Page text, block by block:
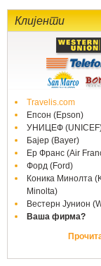
Клијенти
Travelis.com
Епсон (Epson)
УНИЦЕФ
Бајер (Bayer)
Ер Франс (Air
Форд (Ford)
Коника Минолта
Minolta)
Вестерн Јунион
Ваша фирма?